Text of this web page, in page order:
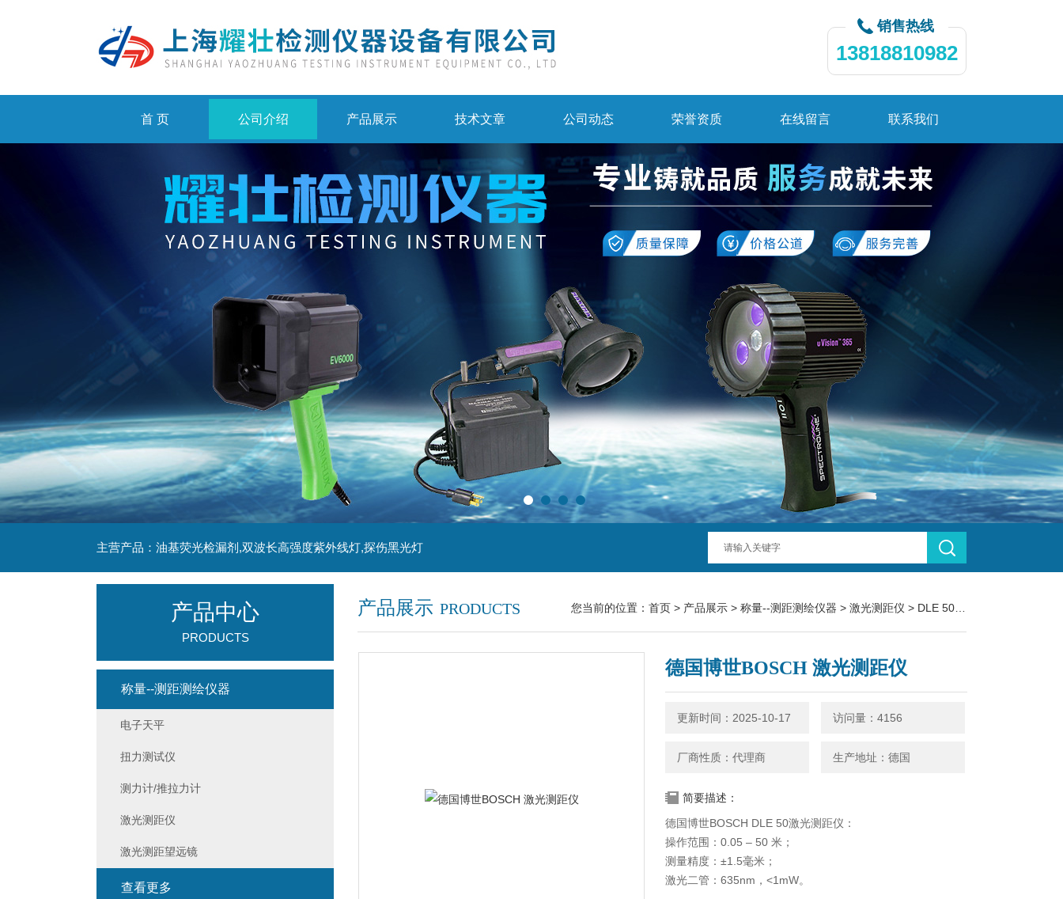
销售热线
13818810982
首 页 公司介绍 产品展示 技术文章 公司动态 荣誉资质 在线留言 联系我们
主营产品：油基荧光检漏剂,双波长高强度紫外线灯,探伤黑光灯
产品展示 PRODUCTS 您当前的位置： 首页 > 产品展示 > 称量--测距测绘仪器 > 激光测距仪 > DLE 50德国博世BOSCH 激光测距仪
德国博世BOSCH 激光测距仪
更新时间：2025-10-17 访问量：4156
厂商性质：代理商 生产地址：德国
简要描述：
德国博世BOSCH DLE 50激光测距仪：
操作范围：0.05 – 50 米；
测量精度：±1.5毫米；
激光二管：635nm，<1mW。
产品中心
PRODUCTS
称量--测距测绘仪器
电子天平
扭力测试仪
测力计/推拉力计
激光测距仪
激光测距望远镜
查看更多